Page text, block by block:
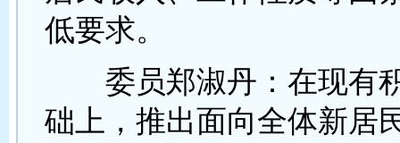
低要求。
委员郑淑丹：在现有
础上，推出面向全体新居